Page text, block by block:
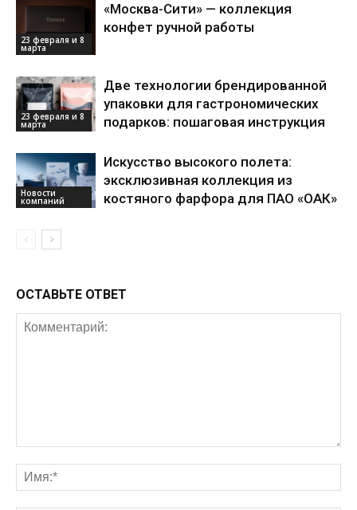
23 февраля и 8
марта
«Москва-Сити» — коллекция
конфет ручной работы
23 февраля и 8
марта
Две технологии брендированной
упаковки для гастрономических
подарков: пошаговая инструкция
Новости
компаний
Искусство высокого полета:
эксклюзивная коллекция из
костяного фарфора для ПАО «ОАК»
ОСТАВЬТЕ ОТВЕТ